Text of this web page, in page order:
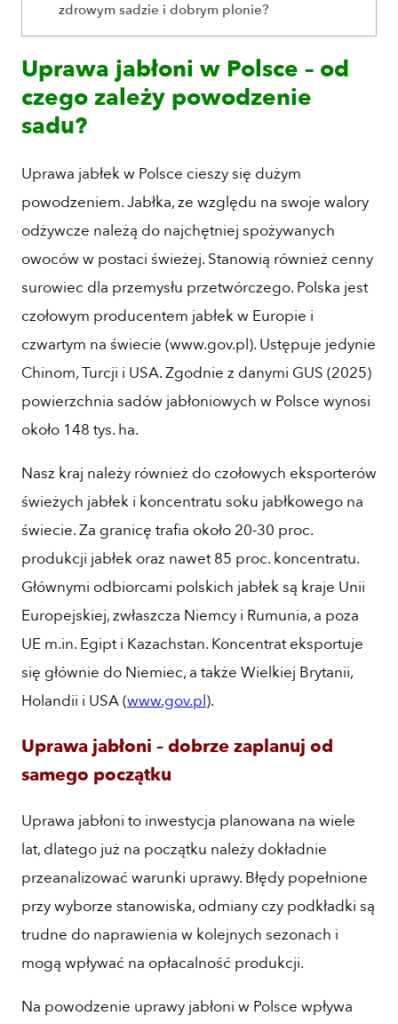
zdrowym sadzie i dobrym plonie?
Uprawa jabłoni w Polsce – od
czego zależy powodzenie
sadu?
Uprawa jabłek w Polsce cieszy się dużym
powodzeniem. Jabłka, ze względu na swoje walory
odżywcze należą do najchętniej spożywanych
owoców w postaci świeżej. Stanowią również cenny
surowiec dla przemysłu przetwórczego. Polska jest
czołowym producentem jabłek w Europie i
czwartym na świecie (www.gov.pl). Ustępuje jedynie
Chinom, Turcji i USA. Zgodnie z danymi GUS (2025)
powierzchnia sadów jabłoniowych w Polsce wynosi
około 148 tys. ha.
Nasz kraj należy również do czołowych eksporterów
świeżych jabłek i koncentratu soku jabłkowego na
świecie. Za granicę trafia około 20-30 proc.
produkcji jabłek oraz nawet 85 proc. koncentratu.
Głównymi odbiorcami polskich jabłek są kraje Unii
Europejskiej, zwłaszcza Niemcy i Rumunia, a poza
UE m.in. Egipt i Kazachstan. Koncentrat eksportuje
się głównie do Niemiec, a także Wielkiej Brytanii,
Holandii i USA (www.gov.pl).
Uprawa jabłoni – dobrze zaplanuj od
samego początku
Uprawa jabłoni to inwestycja planowana na wiele
lat, dlatego już na początku należy dokładnie
przeanalizować warunki uprawy. Błędy popełnione
przy wyborze stanowiska, odmiany czy podkładki są
trudne do naprawienia w kolejnych sezonach i
mogą wpływać na opłacalność produkcji.
Na powodzenie uprawy jabłoni w Polsce wpływa